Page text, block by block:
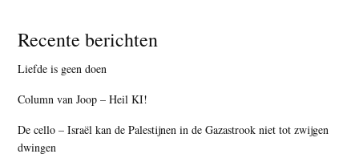
Recente berichten
Liefde is geen doen
Column van Joop – Heil KI!
De cello – Israël kan de Palestijnen in de Gazastrook niet tot zwijgen
dwingen